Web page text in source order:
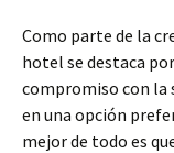
Como parte de la
hotel se destaca
compromiso con
en una opción
mejor de todo es